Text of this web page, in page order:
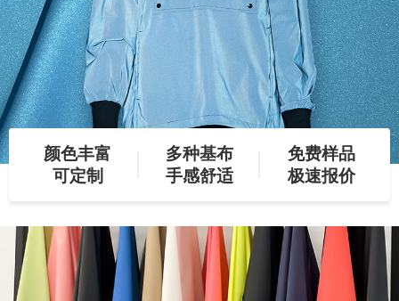
颜色丰富
可定制
多种基布
手感舒适
免费样品
极速报价